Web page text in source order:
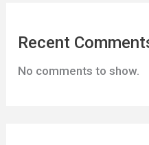
Recent
No comments to show.